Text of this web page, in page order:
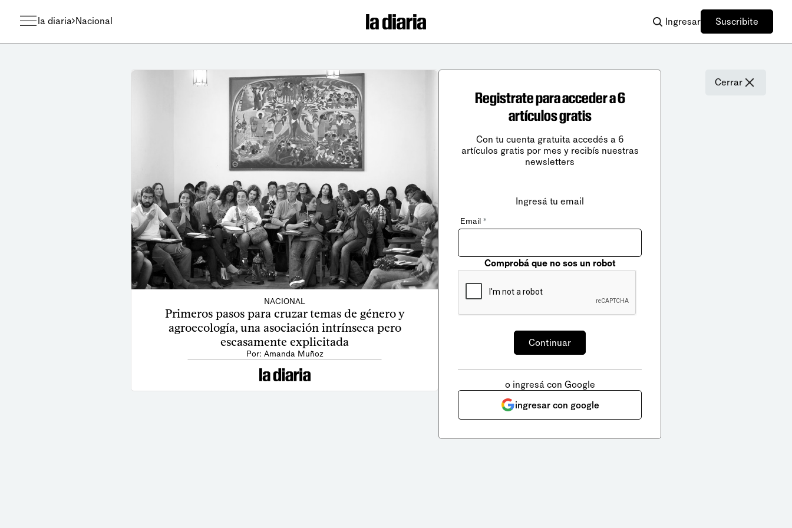
la diaria Nacional Ingresar Suscribite
NACIONAL
Primeros pasos para cruzar temas de género y
agroecología, una asociación intrínseca pero
escasamente explicitada
Por: Amanda Muñoz
Cerrar
Registrate para acceder a 6
artículos gratis
Con tu cuenta gratuita accedés a 6
artículos gratis por mes y recibís nuestras
newsletters
Ingresá tu email
Email *
Comprobá que no sos un robot
o ingresá con Google
ingresar con google